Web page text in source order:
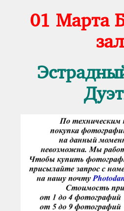
01 Марта
зал